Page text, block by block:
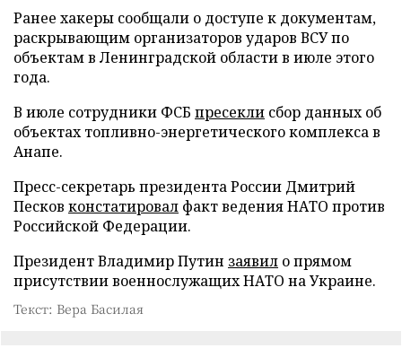
Ранее хакеры сообщали о доступе к документам,
раскрывающим организаторов ударов ВСУ по
объектам в Ленинградской области в июле этого
года.
В июле сотрудники ФСБ пресекли сбор данных об
объектах топливно-энергетического комплекса в
Анапе.
Пресс-секретарь президента России Дмитрий
Песков констатировал факт ведения НАТО против
Российской Федерации.
Президент Владимир Путин заявил о прямом
присутствии военнослужащих НАТО на Украине.
Текст: Вера Басилая